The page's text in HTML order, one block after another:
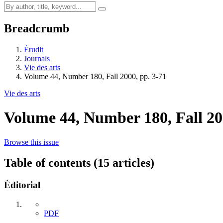
Breadcrumb
Érudit
Journals
Vie des arts
Volume 44, Number 180, Fall 2000, pp. 3-71
Vie des arts
Volume 44, Number 180, Fall
Browse this issue
Table of contents (15 articles)
Éditorial
PDF